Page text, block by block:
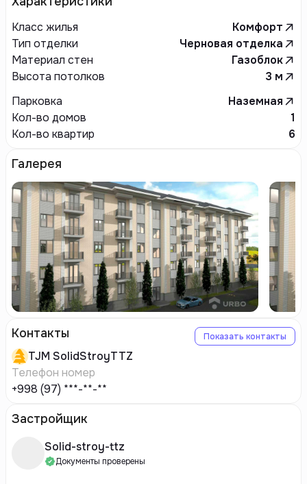
Класс жилья
Комфорт
Тип отделки
Черновая отделка
Материал стен
Газоблок
Высота потолков
3 м
Парковка
Наземная
Кол-во домов
1
Кол-во квартир
6
Галерея
Контакты Показать контакты
TJM SolidStroyTTZ
Телефон номер
+998 (97) ***-**-**
Застройщик
Solid-stroy-ttz
Документы проверены